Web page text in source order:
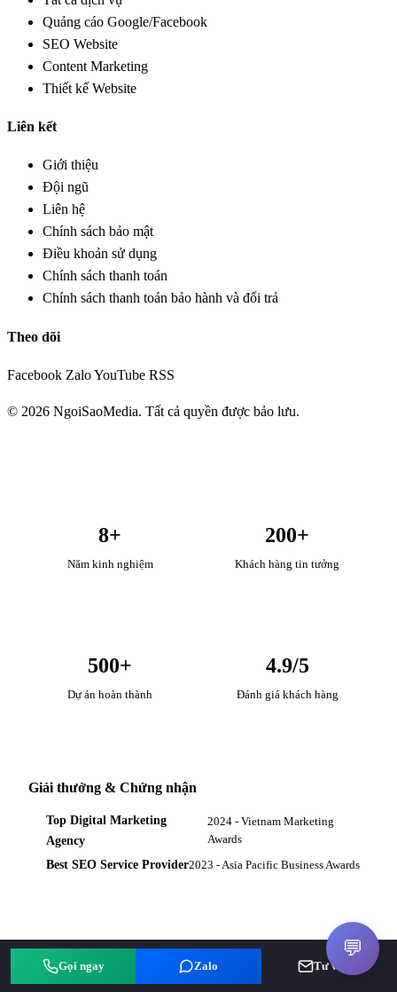
Quảng cáo Google/Facebook
SEO Website
Content Marketing
Thiết kế Website
Liên kết
Giới thiệu
Đội ngũ
Liên hệ
Chính sách bảo mật
Điều khoản sử dụng
Chính sách thanh toán
Chính sách thanh toán bảo hành và đổi trả
Theo dõi
Facebook ZaloYouTube RSS
© 2026 NgoiSaoMedia. Tất cả quyền được bảo lưu.
8+
Năm kinh nghiệm
200+
Khách hàng tin tưởng
500+
Dự án hoàn thành
4.9/5
Đánh giá khách hàng
Giải thưởng & Chứng nhận
Top Digital Marketing
Agency
2024 - Vietnam Marketing
Awards
Best SEO Service Provider2023 - Asia Pacific Business Awards
Gọi ngay Zalo Tư vấn
💬